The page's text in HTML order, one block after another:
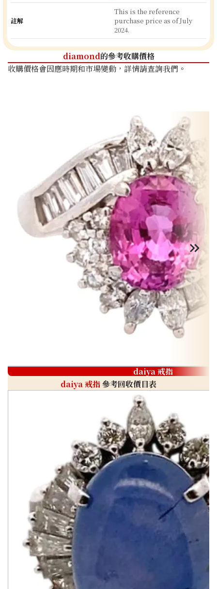
註解
This is the reference
purchase price as of July
2024.
diamond的參考收購價格
收購價格會因應時期和市場變動，詳情請查詢我們。
daiya 戒指
daiya 戒指參考回收價目表